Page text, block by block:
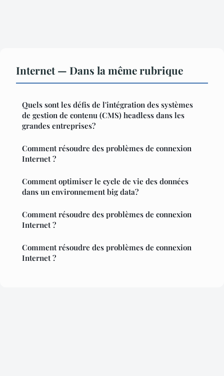
Internet — Dans la même rubrique
Quels sont les défis de l'intégration des systèmes
de gestion de contenu (CMS) headless dans les
grandes entreprises?
Comment résoudre des problèmes de connexion
Internet ?
Comment optimiser le cycle de vie des données
dans un environnement big data?
Comment résoudre des problèmes de connexion
Internet ?
Comment résoudre des problèmes de connexion
Internet ?